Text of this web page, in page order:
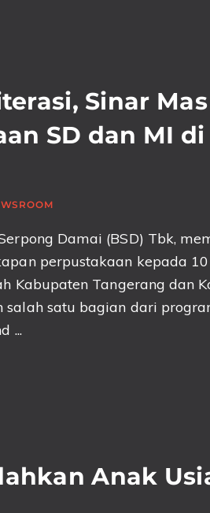
Sinar
SD dan MI
Damai (BSD) Tbk,
perpustakaan kepada
Kabupaten Tangerang dan
satu bagian dari
...
Anak